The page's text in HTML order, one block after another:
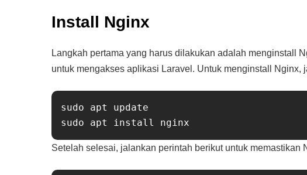
Install Nginx
Langkah pertama yang harus dilakukan adalah menginstall
untuk mengakses aplikasi Laravel. Untuk menginstall Nginx,
sudo apt update
Setelah selesai, jalankan perintah berikut untuk memastikan